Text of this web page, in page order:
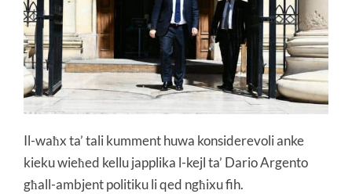
Il-waħx ta’ tali kumment huwa konsiderevoli anke
kieku wieħed kellu japplika l-kejl ta’ Dario Argento
għall-ambjent politiku li qed ngħixu fih.